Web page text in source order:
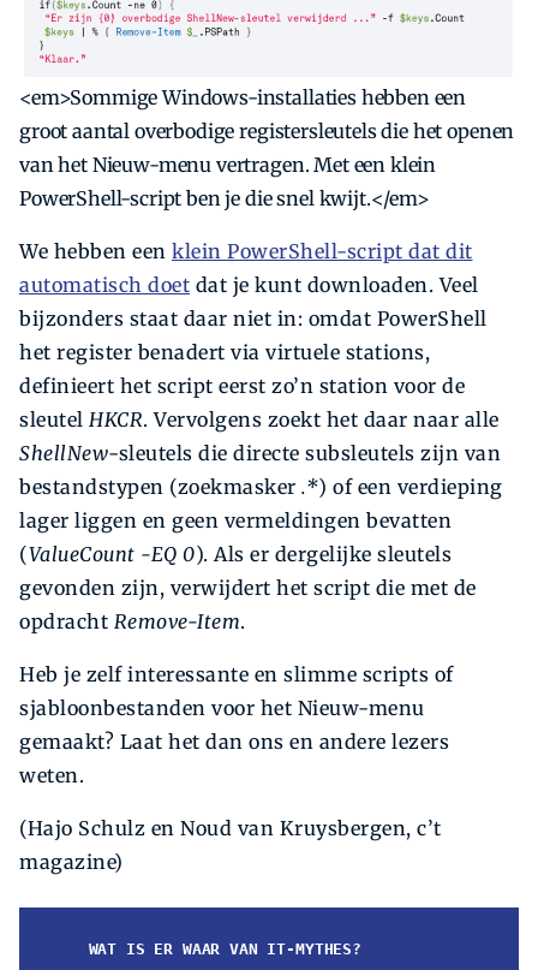
<em>Sommige Windows-installaties hebben een
groot aantal overbodige registersleutels die het openen
van het Nieuw-menu vertragen. Met een klein
PowerShell-script ben je die snel kwijt.</em>
We hebben een klein PowerShell-script dat dit
automatisch doet dat je kunt downloaden. Veel
bijzonders staat daar niet in: omdat PowerShell
het register benadert via virtuele stations,
definieert het script eerst zo’n station voor de
sleutel HKCR. Vervolgens zoekt het daar naar alle
ShellNew-sleutels die directe subsleutels zijn van
bestandstypen (zoek­masker .*) of een verdieping
lager liggen en geen vermeldingen bevatten
(ValueCount -EQ 0). Als er dergelijke sleutels
gevonden zijn, verwijdert het script die met de
opdracht Remove-Item.
Heb je zelf interessante en slimme scripts of
sjabloon­bestanden voor het Nieuw-menu
gemaakt? Laat het dan ons en andere lezers
weten.
(Hajo Schulz en Noud van Kruysbergen, c’t
magazine)
WAT IS ER WAAR VAN IT-MYTHES?